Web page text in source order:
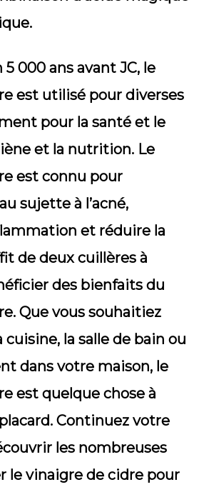
000 ans avant JC, le
est utilisé pour diverses
pour la santé et le
et la nutrition. Le
est connu pour
sujette à l’acné,
et réduire la
de deux cuillères à
des bienfaits du
Que vous souhaitiez
cuisine, la salle de bain ou
dans votre maison, le
est quelque chose à
Continuez votre
les nombreuses
le vinaigre de cidre pour